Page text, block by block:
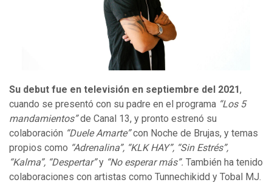
Su debut fue en televisión en septiembre del 2021,
cuando se presentó con su padre en el programa “Los 5
mandamientos”de Canal 13, y pronto estrenó su
colaboración “Duele Amarte”con Noche de Brujas, y temas
propios como “Adrenalina”, “KLK HAY”, “Sin Estrés”,
“Kalma”, “Despertar”y “No esperar más”. También ha tenido
colaboraciones con artistas como Tunnechikidd y Tobal MJ.